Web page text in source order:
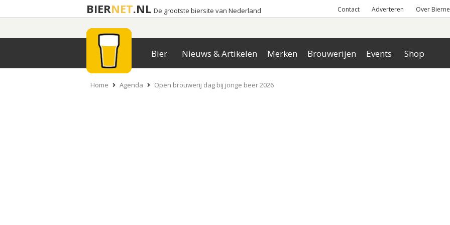
BIERNET.NL De grootste biersite van Nederland Contact Adverteren Over
Bier Nieuws & Artikelen Merken Brouwerijen Events Shop
Home Agenda Open brouwerij dag bij jonge beer 2026